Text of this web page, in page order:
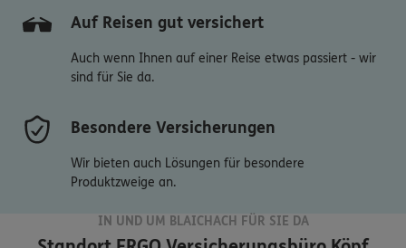
Auf Reisen gut versichert
Auch wenn Ihnen auf einer Reise etwas passiert - wir
sind für Sie da.
Besondere Versicherungen
Wir bieten auch Lösungen für besondere
Produktzweige an.
IN UND UM BLAICHACH FÜR SIE DA